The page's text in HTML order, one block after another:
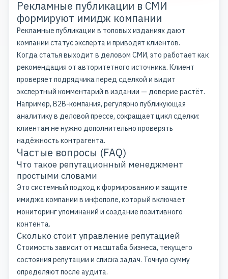
Рекламные публикации в СМИ
формируют имидж компании
Рекламные публикации в топовых изданиях дают
компании статус эксперта и приводят клиентов.
Когда статья выходит в деловом СМИ, это работает как
рекомендация от авторитетного источника. Клиент
проверяет подрядчика перед сделкой и видит
экспертный комментарий в издании — доверие растёт.
Например, B2B-компания, регулярно публикующая
аналитику в деловой прессе, сокращает цикл сделки:
клиентам не нужно дополнительно проверять
надёжность контрагента.
Частые вопросы (FAQ)
Что такое репутационный менеджмент
простыми словами
Это системный подход к формированию и защите
имиджа компании в инфополе, который включает
мониторинг упоминаний и создание позитивного
контента.
Сколько стоит управление репутацией
Стоимость зависит от масштаба бизнеса, текущего
состояния репутации и списка задач. Точную сумму
определяют после аудита.